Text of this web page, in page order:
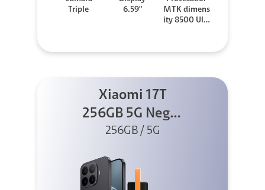
Triple
6.59"
MTK dimens
ity 8500 Ultr
Xiaomi 17T
256GB 5G Negro
+ Sound
256GB / 5G